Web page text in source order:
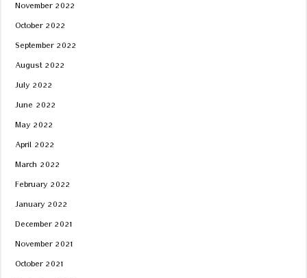
November 2022
October 2022
September 2022
August 2022
July 2022
June 2022
May 2022
April 2022
March 2022
February 2022
January 2022
December 2021
November 2021
October 2021